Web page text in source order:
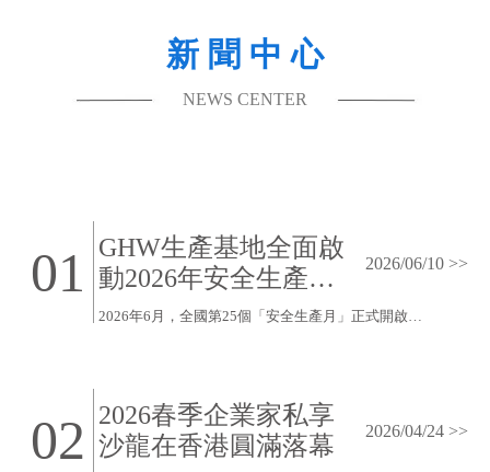
新 聞 中 心
NEWS CENTER
01
GHW生產基地全面啟
動2026年安全生產月
活動
2026/06/10 >>
02 2026春季企業家私享
沙龍在香港圓滿落幕
2026/04/24 >>